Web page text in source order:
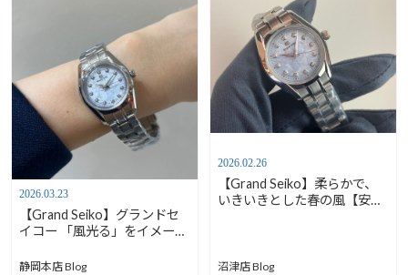
2026.03.23
【Grand Seiko】グランドセ
イコー 「風光る」をイメージ
【安心堂静岡本店south】
静岡本店 Blog
2026.02.26
【Grand Seiko】柔らかで、
いきいきとした春の風【安心
沼津店 Blog